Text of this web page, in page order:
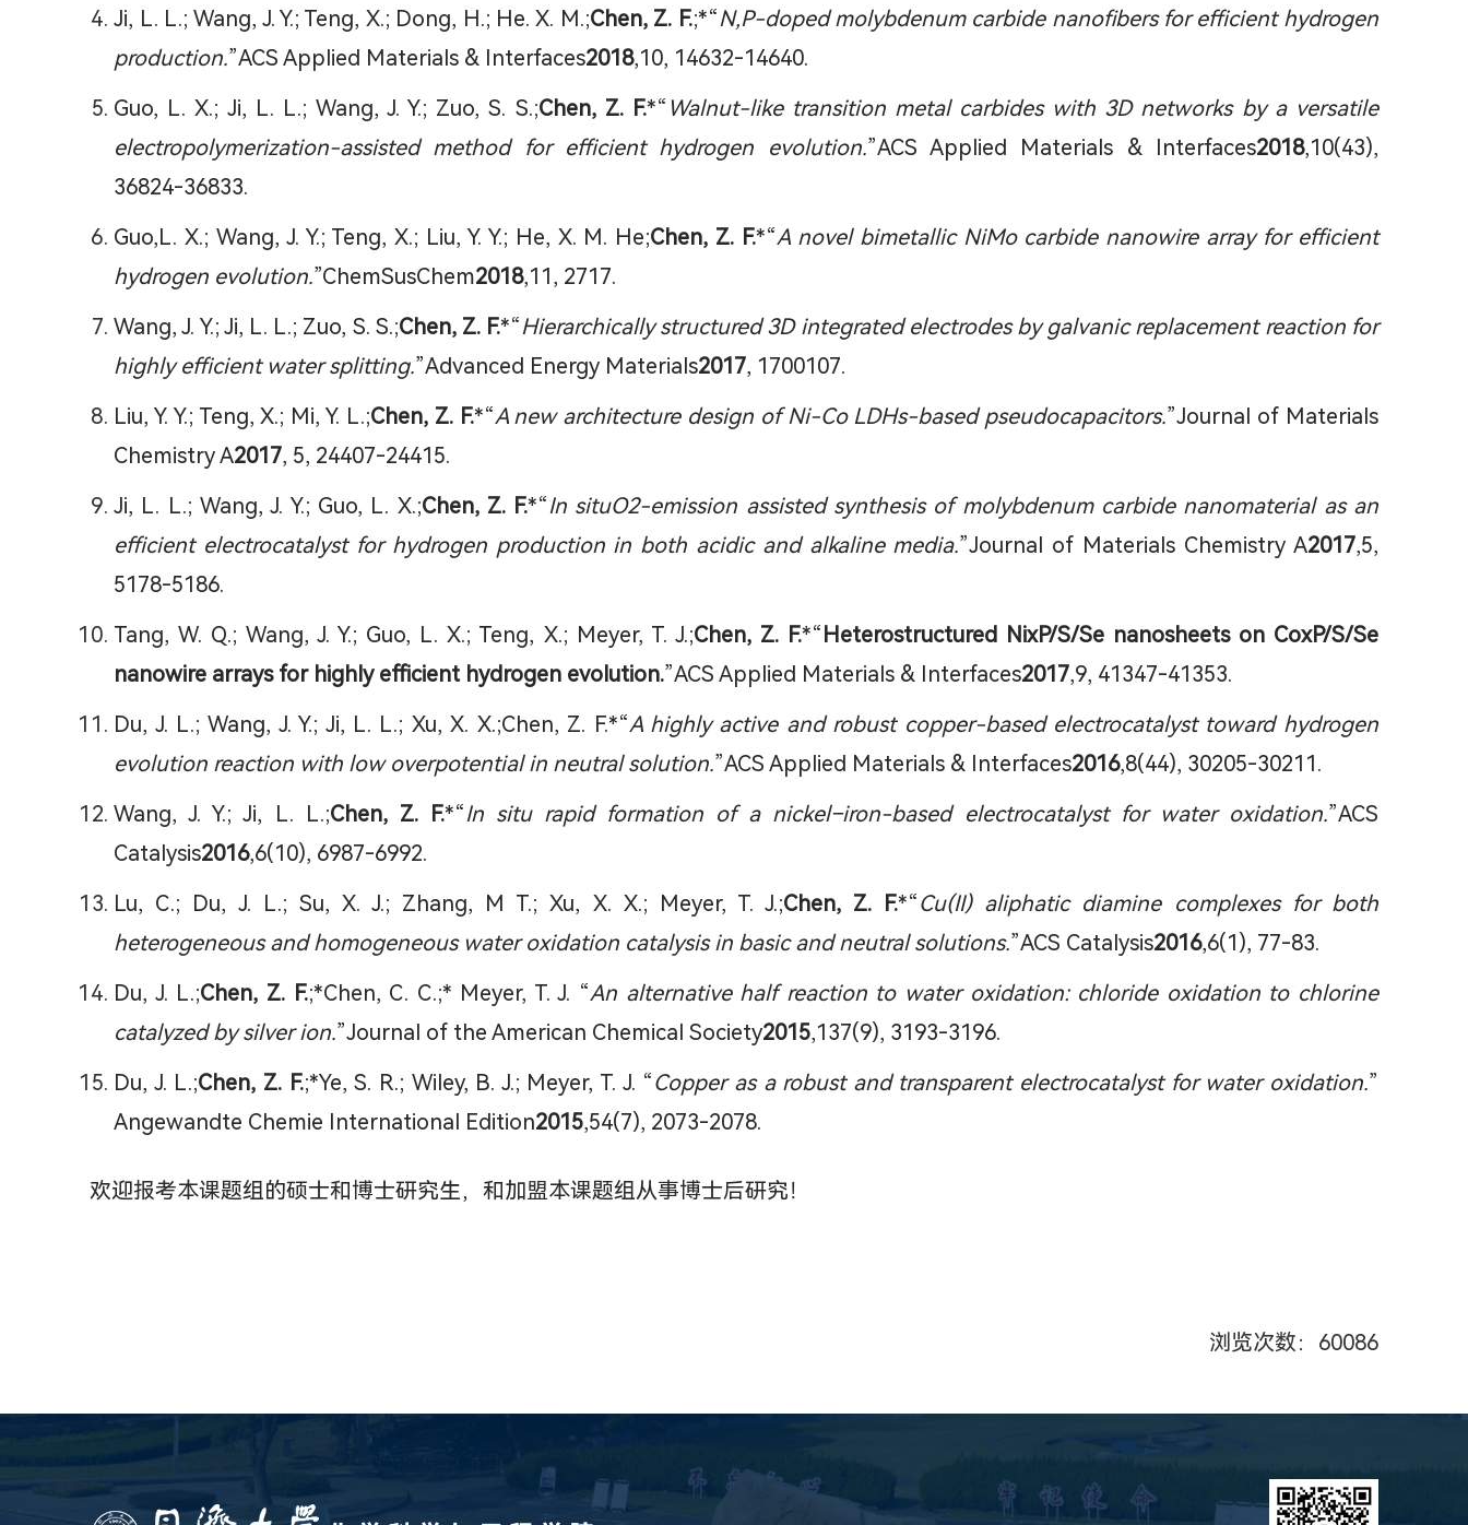
Ji, L. L.; Wang, J. Y.; Teng, X.; Dong, H.; He. X. M.;Chen, Z. F.;*“N,P-doped molybdenum carbide nanofibers for efficient hydrogen
production.”ACS Applied Materials & Interfaces2018,10, 14632-14640.
Guo, L. X.; Ji, L. L.; Wang, J. Y.; Zuo, S. S.;Chen, Z. F.*“ Walnut-like transition metal carbides with 3D networks by a versatile
electropolymerization-assisted method for efficient hydrogen evolution.”ACS Applied Materials & Interfaces2018,10(43),
36824-36833.
Guo,L. X.; Wang, J. Y.; Teng, X.; Liu, Y. Y.; He, X. M. He;Chen, Z. F.*“A novel bimetallic NiMo carbide nanowire array for efficient
hydrogen evolution.”ChemSusChem2018,11, 2717.
Wang, J. Y.; Ji, L. L.; Zuo, S. S.;Chen, Z. F.*“Hierarchically structured 3D integrated electrodes by galvanic replacement reaction for
highly efficient water splitting.”Advanced Energy Materials2017, 1700107.
Liu, Y. Y.; Teng, X.; Mi, Y. L.;Chen, Z. F.*“A new architecture design of Ni-Co LDHs-based pseudocapacitors.”Journal of Materials
Chemistry A2017, 5, 24407-24415.
Ji, L. L.; Wang, J. Y.; Guo, L. X.;Chen, Z. F.*“In situO2-emission assisted synthesis of molybdenum carbide nanomaterial as an
efficient electrocatalyst for hydrogen production in both acidic and alkaline media.”Journal of Materials Chemistry A2017,5,
5178-5186.
Tang, W. Q.; Wang, J. Y.; Guo, L. X.; Teng, X.; Meyer, T. J.;Chen, Z. F.*“Heterostructured NixP/S/Se nanosheets on CoxP/S/Se
nanowire arrays for highly efficient hydrogen evolution.”ACS Applied Materials & Interfaces2017,9, 41347-41353.
Du, J. L.; Wang, J. Y.; Ji, L. L.; Xu, X. X.;Chen, Z. F.*“A highly active and robust copper-based electrocatalyst toward hydrogen
evolution reaction with low overpotential in neutral solution.”ACS Applied Materials & Interfaces2016,8(44), 30205-30211.
Wang, J. Y.; Ji, L. L.;Chen, Z. F.*“In situ rapid formation of a nickel−iron-based electrocatalyst for water oxidation.”ACS
Catalysis2016,6(10), 6987-6992.
Lu, C.; Du, J. L.; Su, X. J.; Zhang, M T.; Xu, X. X.; Meyer, T. J.;Chen, Z. F.*“Cu(II) aliphatic diamine complexes for both
heterogeneous and homogeneous water oxidation catalysis in basic and neutral solutions.”ACS Catalysis2016,6(1), 77-83.
Du, J. L.;Chen, Z. F.;*Chen, C. C.;* Meyer, T. J. “An alternative half reaction to water oxidation: chloride oxidation to chlorine
catalyzed by silver ion.”Journal of the American Chemical Society2015,137(9), 3193-3196.
Du, J. L.;Chen, Z. F.;*Ye, S. R.; Wiley, B. J.; Meyer, T. J. “Copper as a robust and transparent electrocatalyst for water oxidation.”
Angewandte Chemie International Edition2015,54(7), 2073-2078.
欢迎报考本课题组的硕士和博士研究生，和加盟本课题组从事博士后研究！
浏览次数： 60086